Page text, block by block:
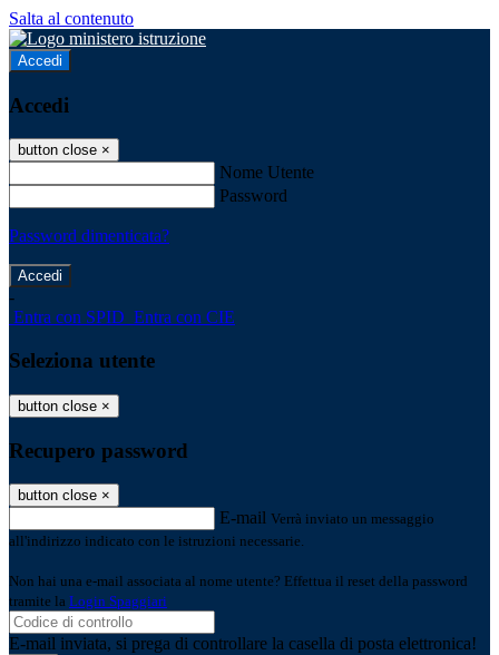
Salta al contenuto
Accedi
Accedi
button close ×
Nome Utente
Password
Password dimenticata?
-
Entra con SPID Entra con CIE
Seleziona utente
button close ×
Recupero password
button close ×
E-mail Verrà inviato un messaggio
all'indirizzo indicato con le istruzioni necessarie.
Non hai una e-mail associata al nome utente? Effettua il reset della password
tramite la Login Spaggiari
E-mail inviata, si prega di controllare la casella di posta elettronica!